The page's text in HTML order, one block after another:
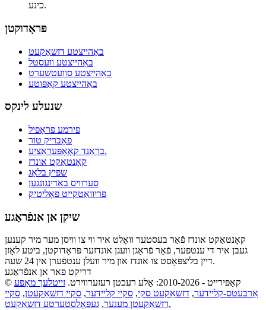
כינע.
פּראָדוקטן
באַהייצטע דזשאַקעט
באַהייצטע וועסטל
באַהייצטע סוועטשערט
באַהייצטע קאַפּוטע
שנעלע לינקס
פירמע פּראָפיל
פאַבריק טור
בראַנד קאָאָפּעראַציע.
קאָנטאַקט אונדז
שפּיץ בלאָג
סערוויס באדינגונגען
פּריוואַטקייט פּאָליטיק
שיקן אן אנפֿראַגע
קאָנטאַקט אונדז פֿאַר בעסטער וואָלט איר ווי צו וויסן מער מיר קענען
געבן איר די ענטפער, פֿאַר פֿראַגן וועגן אונדזער פּראָדוקטן, ביטע לאָזן
דיין בליצפּאָסט צו אונדז און מיר וועלן ענטפֿערן אין 24 שעה.
דריקט פאר אן אנפֿראַגע
© קאַפּירייט - 2010-2026: אַלע רעכטן רעזערווירט.
זייטלעך מאַפּע
אַרבעטס-קליידער, דזשאַקעט סקי, סקיי קליידער, סקיי דזשאַקעטן, סקיי
דזשאַקעטן מענער, געפּאָלסטערטע דזשאַקעט ,